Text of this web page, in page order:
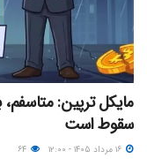
سقوط است